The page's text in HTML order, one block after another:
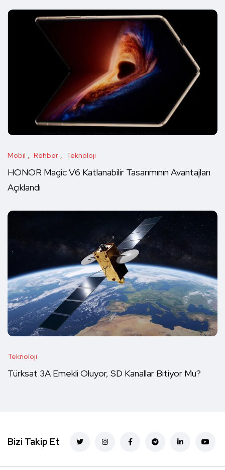
Mobil Rehber Teknoloji
HONOR Magic V6 Katlanabilir Tasarımının Avantajları
Açıklandı
Teknoloji
Türksat 3A Emekli Oluyor, SD Kanallar Bitiyor Mu?
Bizi Takip Et